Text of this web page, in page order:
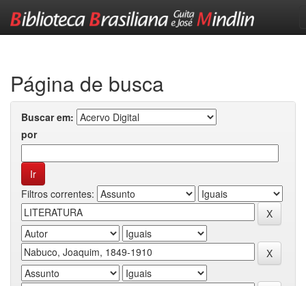
Página de busca
Buscar em:
por
Filtros correntes: